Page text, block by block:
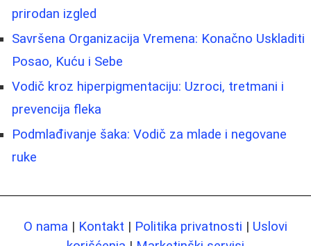
prirodan izgled
Savršena Organizacija Vremena: Konačno Uskladiti
Posao, Kuću i Sebe
Vodič kroz hiperpigmentaciju: Uzroci, tretmani i
prevencija fleka
Podmlađivanje šaka: Vodič za mlade i negovane
ruke
O nama | Kontakt | Politika privatnosti | Uslovi